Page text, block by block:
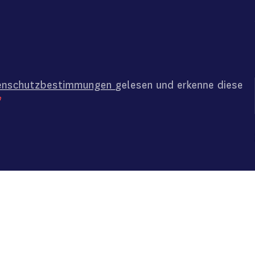
gelesen und erkenne diese